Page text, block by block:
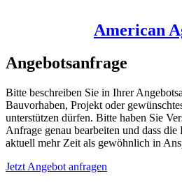
American
Angebotsanfrage
Bitte beschreiben Sie in Ihrer
Bauvorhaben, Projekt oder
unterstützen dürfen. Bitte haben Sie
Anfrage genau bearbeiten und dass
aktuell mehr Zeit als gewöhnlich in
Jetzt Angebot anfragen